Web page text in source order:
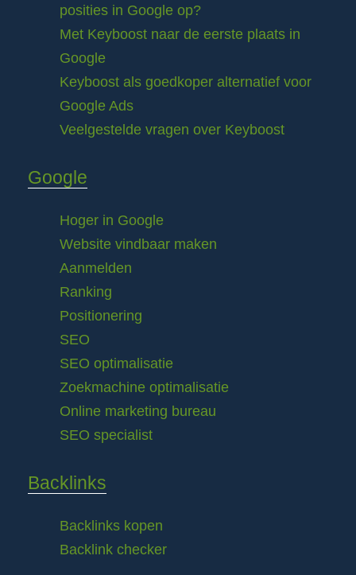
posities in Google op?
Met Keyboost naar de eerste plaats in
Google
Keyboost als goedkoper alternatief voor
Google Ads
Veelgestelde vragen over Keyboost
Google
Hoger in Google
Website vindbaar maken
Aanmelden
Ranking
Positionering
SEO
SEO optimalisatie
Zoekmachine optimalisatie
Online marketing bureau
SEO specialist
Backlinks
Backlinks kopen
Backlink checker